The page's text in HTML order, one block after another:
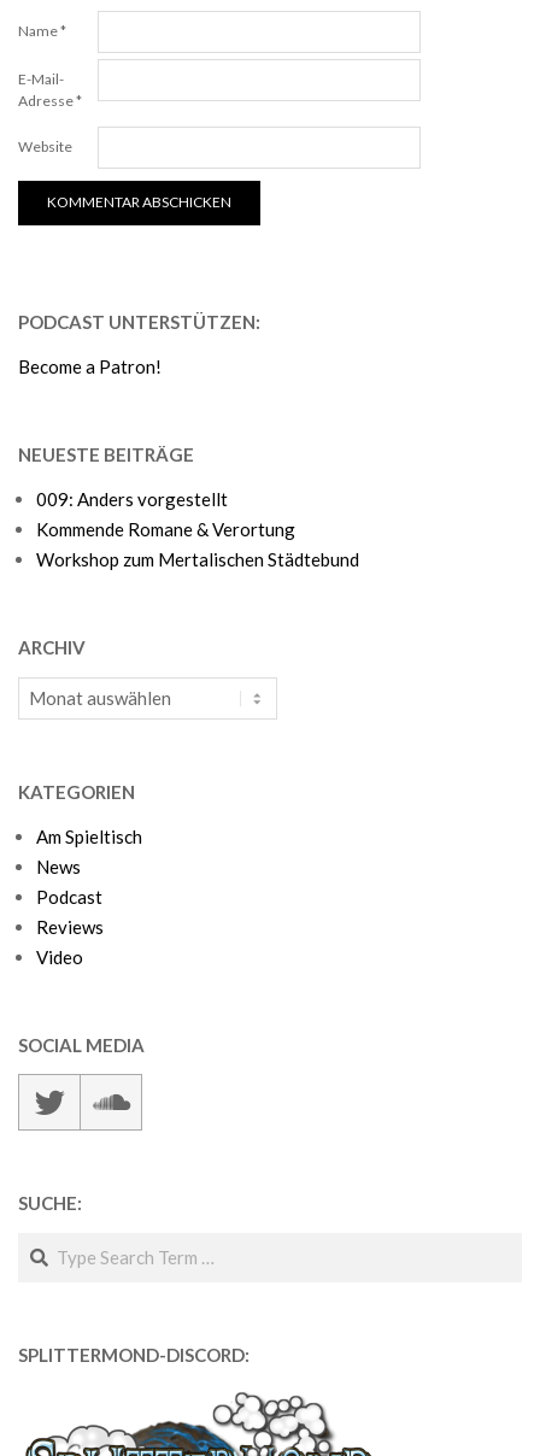
Name*
E-Mail-
Adresse*
Website
PODCAST UNTERSTÜTZEN:
Become a Patron!
NEUESTE BEITRÄGE
009: Anders vorgestellt
Kommende Romane & Verortung
Workshop zum Mertalischen Städtebund
ARCHIV
Archiv
KATEGORIEN
Am Spieltisch
News
Podcast
Reviews
Video
SOCIAL MEDIA
SUCHE:
SPLITTERMOND-DISCORD: